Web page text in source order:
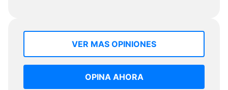
VER MAS OPINIONES
OPINA AHORA